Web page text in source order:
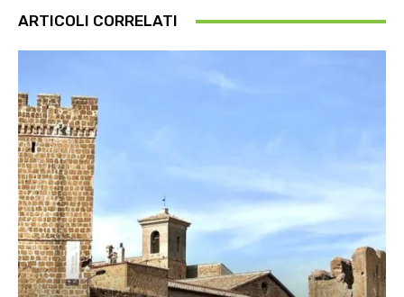
ARTICOLI CORRELATI